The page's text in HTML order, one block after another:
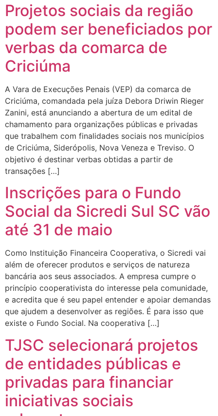
Projetos sociais da região
podem ser beneficiados por
verbas da comarca de
Criciúma
A Vara de Execuções Penais (VEP) da comarca de
Criciúma, comandada pela juíza Debora Driwin Rieger
Zanini, está anunciando a abertura de um edital de
chamamento para organizações públicas e privadas
que trabalhem com finalidades sociais nos municípios
de Criciúma, Siderópolis, Nova Veneza e Treviso. O
objetivo é destinar verbas obtidas a partir de
transações […]
Inscrições para o Fundo
Social da Sicredi Sul SC vão
até 31 de maio
Como Instituição Financeira Cooperativa, o Sicredi vai
além de oferecer produtos e serviços de natureza
bancária aos seus associados. A empresa cumpre o
princípio cooperativista do interesse pela comunidade,
e acredita que é seu papel entender e apoiar demandas
que ajudem a desenvolver as regiões. É para isso que
existe o Fundo Social. Na cooperativa […]
TJSC selecionará projetos
de entidades públicas e
privadas para financiar
iniciativas sociais